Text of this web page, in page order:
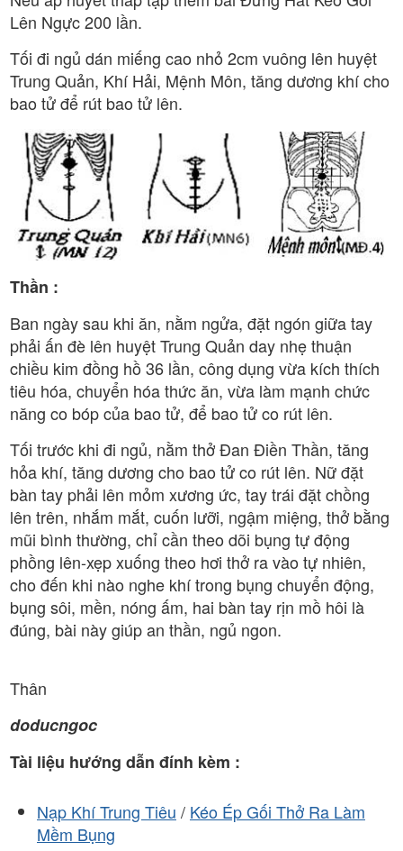
Lên Ngực 200 lần.
Tối đi ngủ dán miếng cao nhỏ 2cm vuông lên huyệt
Trung Quản, Khí Hải, Mệnh Môn, tăng dương khí cho
bao tử để rút bao tử lên.
Thần :
Ban ngày sau khi ăn, nằm ngửa, đặt ngón giữa tay
phải ấn đè lên huyệt Trung Quản day nhẹ thuận
chiều kim đồng hồ 36 lần, công dụng vừa kích thích
tiêu hóa, chuyển hóa thức ăn, vừa làm mạnh chức
năng co bóp của bao tử, để bao tử co rút lên.
Tối trước khi đi ngủ, nằm thở Đan Điền Thần, tăng
hỏa khí, tăng dương cho bao tử co rút lên. Nữ đặt
bàn tay phải lên mỏm xương ức, tay trái đặt chồng
lên trên, nhắm mắt, cuốn lưỡi, ngậm miệng, thở bằng
mũi bình thường, chỉ cần theo dõi bụng tự động
phồng lên-xẹp xuống theo hơi thở ra vào tự nhiên,
cho đến khi nào nghe khí trong bụng chuyển động,
bụng sôi, mền, nóng ấm, hai bàn tay rịn mồ hôi là
đúng, bài này giúp an thần, ngủ ngon.
Thân
doducngoc
Tài liệu hướng dẫn đính kèm :
Nạp Khí Trung Tiêu / Kéo Ép Gối Thở Ra Làm
Mềm Bụng